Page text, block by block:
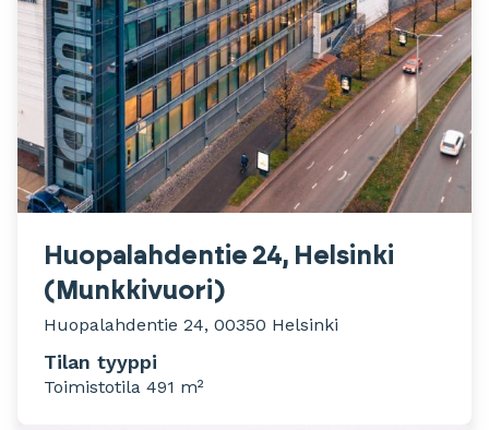
Huopalahdentie 24, Helsinki
(Munkkivuori)
Huopalahdentie 24, 00350 Helsinki
Tilan tyyppi
Toimistotila 491 m²